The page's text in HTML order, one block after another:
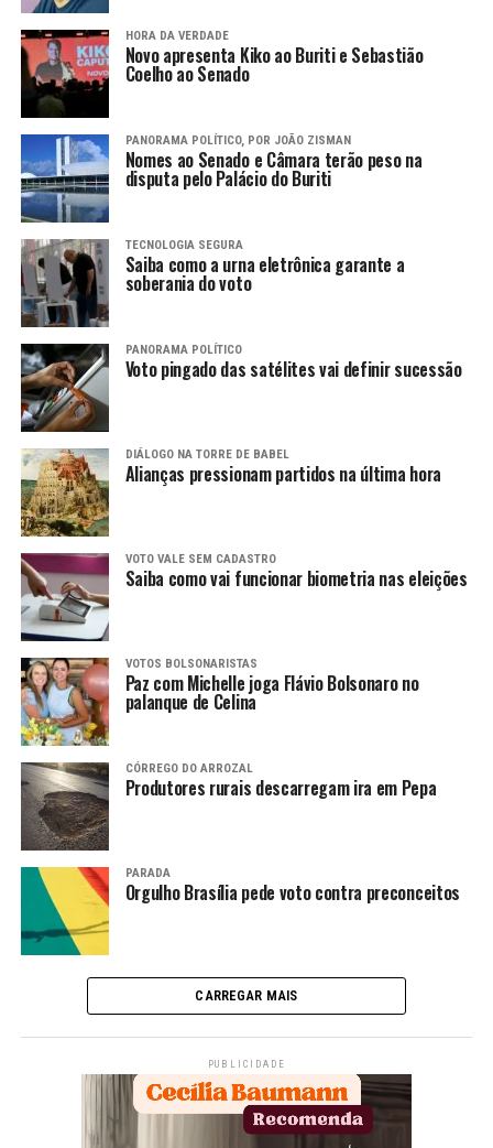
HORA DA VERDADE
Novo apresenta Kiko ao Buriti e Sebastião
Coelho ao Senado
PANORAMA POLÍTICO, POR JOÃO ZISMAN
Nomes ao Senado e Câmara terão peso na
disputa pelo Palácio do Buriti
TECNOLOGIA SEGURA
Saiba como a urna eletrônica garante a
soberania do voto
PANORAMA POLÍTICO
Voto pingado das satélites vai definir sucessão
DIÁLOGO NA TORRE DE BABEL
Alianças pressionam partidos na última hora
VOTO VALE SEM CADASTRO
Saiba como vai funcionar biometria nas eleições
VOTOS BOLSONARISTAS
Paz com Michelle joga Flávio Bolsonaro no
palanque de Celina
CÓRREGO DO ARROZAL
Produtores rurais descarregam ira em Pepa
PARADA
Orgulho Brasília pede voto contra preconceitos
CARREGAR MAIS
PUBLICIDADE